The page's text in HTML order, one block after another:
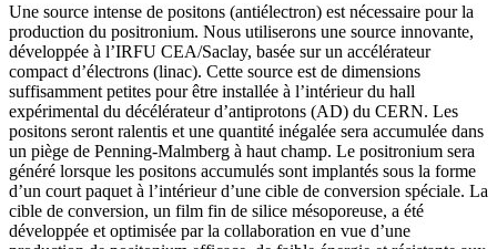
Une source intense de positons (antiélectron) est nécessaire pour la
production du positronium. Nous utiliserons une source innovante,
développée à l’IRFU CEA/Saclay, basée sur un accélérateur
compact d’électrons (linac). Cette source est de dimensions
suffisamment petites pour être installée à l’intérieur du hall
expérimental du décélérateur d’antiprotons (AD) du CERN. Les
positons seront ralentis et une quantité inégalée sera accumulée dans
un piège de Penning-Malmberg à haut champ. Le positronium sera
généré lorsque les positons accumulés sont implantés sous la forme
d’un court paquet à l’intérieur d’une cible de conversion spéciale. La
cible de conversion, un film fin de silice mésoporeuse, a été
développée et optimisée par la collaboration en vue d’une